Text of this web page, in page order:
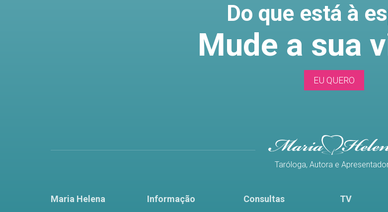
Do que está à
Mude a sua
EU QUERO
Taróloga, Autora e
Maria Helena Informação Consultas TV